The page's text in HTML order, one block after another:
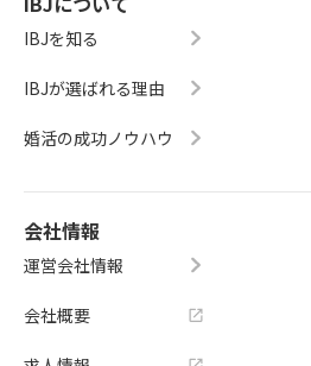
IBJを知る
IBJが選ばれる理由
婚活の成功ノウハウ
会社情報
運営会社情報
会社概要